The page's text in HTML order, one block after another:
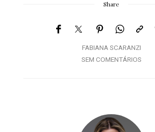
Share
FABIANA SCARANZI
SEM COMENTÁRIOS